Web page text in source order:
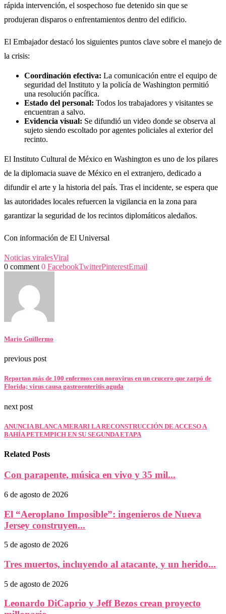
rápida intervención, el sospechoso fue detenido sin que se
produjeran disparos o enfrentamientos dentro del edificio.
El Embajador destacó los siguientes puntos clave sobre el manejo de
la crisis:
Coordinación efectiva: La comunicación entre el equipo de
seguridad del Instituto y la policía de Washington permitió
una resolución pacífica.
Estado del personal: Todos los trabajadores y visitantes se
encuentran a salvo.
Evidencia visual: Se difundió un video donde se observa al
sujeto siendo escoltado por agentes policiales al exterior del
recinto.
El Instituto Cultural de México en Washington es uno de los pilares
de la diplomacia suave de México en el extranjero, dedicado a
difundir el arte y la historia del país. Tras el incidente, se espera que
las autoridades locales refuercen la vigilancia en la zona para
garantizar la seguridad de los recintos diplomáticos aledaños.
Con información de El Universal
Noticias viralesViral
0 comment 0 FacebookTwitterPinterestEmail
Mario Guillermo
previous post
Reportan más de 100 enfermos con norovirus en un crucero que zarpó de
Florida; virus causa gastroenteritis aguda
next post
ANUNCIA BLANCA MERARI LA RECONSTRUCCIÓN DE ACCESO A
BAHÍA PETEMPICH EN SU SEGUNDA ETAPA
Related Posts
Con parapente, música en vivo y 35 mil...
6 de agosto de 2026
El “Aeroplano Imposible”: ingenieros de Nueva
Jersey construyen...
5 de agosto de 2026
Tres muertos, incluyendo al atacante, y un herido...
5 de agosto de 2026
Leonardo DiCaprio y Jeff Bezos crean proyecto